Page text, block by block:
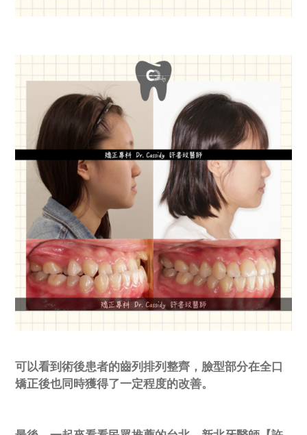
可以看到術後患者的齒列排列整齊，臉型部分在全口
矯正後也同時獲得了一定程度的改善。